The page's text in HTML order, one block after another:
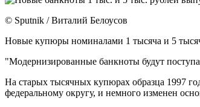
© Sputnik / Виталий Белоусов
Новые купюры номиналами 1 тысяча и 5
"Модернизированные банкноты будут
На старых тысячных купюрах образца 1997
федеральному округу, и немного изменен